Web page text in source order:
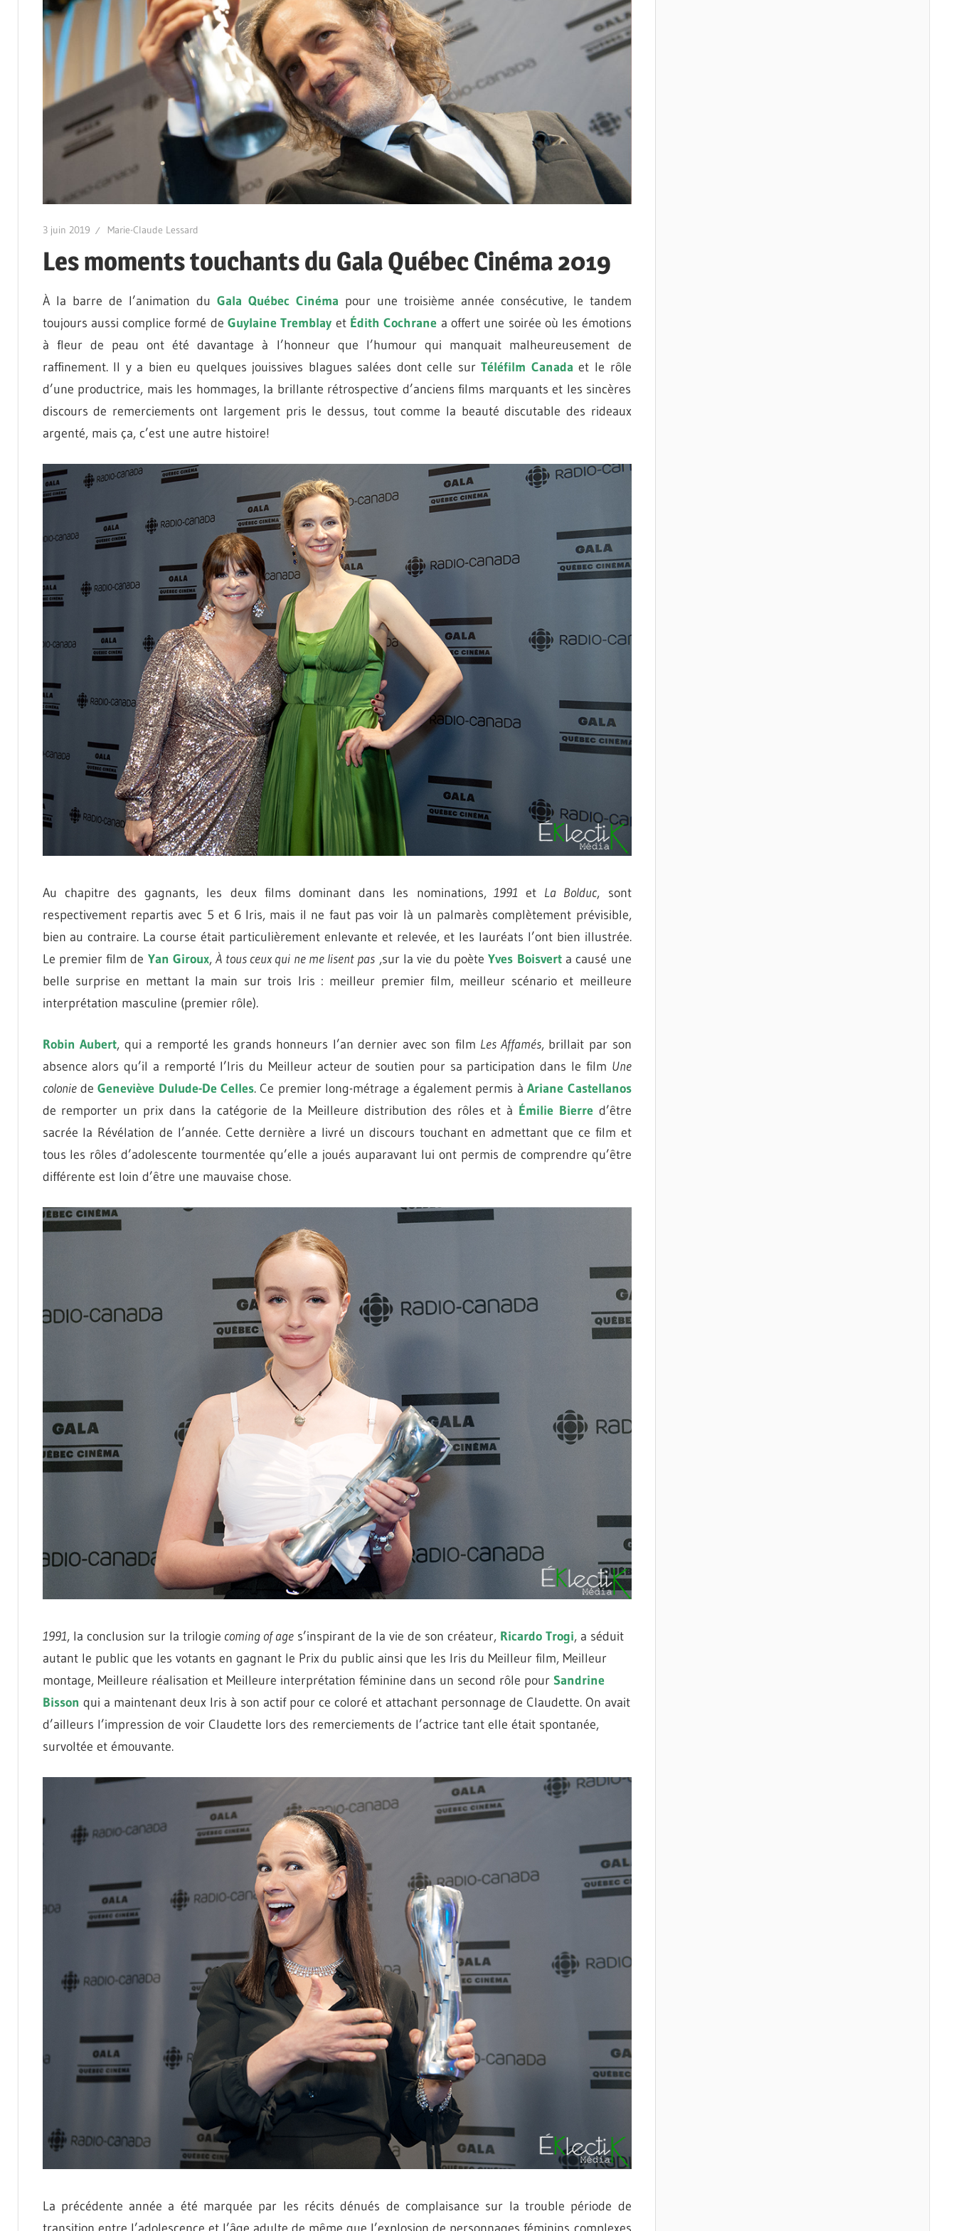
3 juin 2019 Marie-Claude Lessard
Les moments touchants du Gala Québec Cinéma 2019
À la barre de l’animation du Gala Québec Cinéma pour une troisième année consécutive, le tandem
toujours aussi complice formé deGuylaine Tremblay et Édith Cochrane a offert une soirée où les émotions
à fleur de peau ont été davantage à l’honneur que l’humour qui manquait malheureusement de
raffinement. Il y a bien eu quelques jouissives blagues salées dont celle surTéléfilm Canada et le rôle
d’une productrice, mais les hommages, la brillante rétrospective d’anciens films marquants et les sincères
discours de remerciements ont largement pris le dessus, tout comme la beauté discutable des rideaux
argenté, mais ça, c’est une autre histoire!
Au chapitre des gagnants, les deux films dominant dans les nominations,1991et La Bolduc, sont
respectivement repartis avec 5 et 6 Iris, mais il ne faut pas voir là un palmarès complètement prévisible,
bien au contraire. La course était particulièrement enlevante et relevée, et les lauréats l’ont bien illustrée.
Le premier film de Yan Giroux,À tous ceux qui ne me lisent pas ,sur la vie du poèteYves Boisverta causé une
belle surprise en mettant la main sur trois Iris : meilleur premier film, meilleur scénario et meilleure
interprétation masculine (premier rôle).
Robin Aubert, qui a remporté les grands honneurs l’an dernier avec son film Les Affamés, brillait par son
absence alors qu’il a remporté l’Iris du Meilleur acteur de soutien pour sa participation dans le film Une
coloniedeGeneviève Dulude-De Celles. Ce premier long-métrage a également permis àAriane Castellanos
de remporter un prix dans la catégorie de la Meilleure distribution des rôles et à Émilie Bierred’être
sacrée la Révélation de l’année. Cette dernière a livré un discours touchant en admettant que ce film et
tous les rôles d’adolescente tourmentée qu’elle a joués auparavant lui ont permis de comprendre qu’être
différente est loin d’être une mauvaise chose.
1991, la conclusion sur la trilogie coming of ages’inspirant de la vie de son créateur, Ricardo Trogi, a séduit
autant le public que les votants en gagnant le Prix du public ainsi que les Iris du Meilleur film, Meilleur
montage, Meilleure réalisation et Meilleure interprétation féminine dans un second rôle pour Sandrine
Bisson qui a maintenant deux Iris à son actif pour ce coloré et attachant personnage de Claudette. On avait
d’ailleurs l’impression de voir Claudette lors des remerciements de l’actrice tant elle était spontanée,
survoltée et émouvante.
La précédente année a été marquée par les récits dénués de complaisance sur la trouble période de